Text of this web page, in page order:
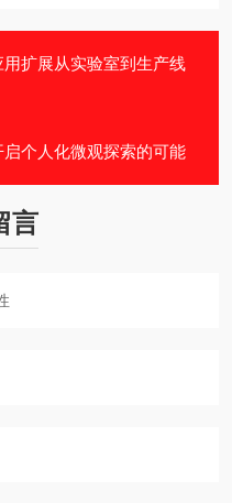
扩展从实验室到生产线
个人化微观探索的可能
言